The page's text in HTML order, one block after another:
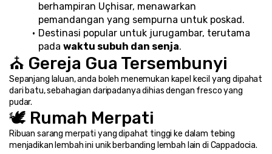
berhampiran Uçhisar, menawarkan
pemandangan yang sempurna untuk poskad.
Destinasi popular untuk jurugambar, terutama
pada waktu subuh dan senja.
⛪ Gereja Gua Tersembunyi
Sepanjang laluan, anda boleh menemukan kapel kecil yang dipahat
dari batu, sebahagian daripadanya dihias dengan fresco yang
pudar.
🕊️ Rumah Merpati
Ribuan sarang merpati yang dipahat tinggi ke dalam tebing
menjadikan lembah ini unik berbanding lembah lain di Cappadocia.